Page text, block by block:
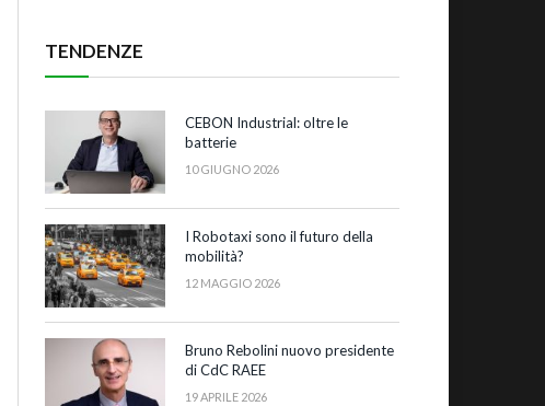
TENDENZE
CEBON Industrial: oltre le
batterie
10 GIUGNO 2026
I Robotaxi sono il futuro della
mobilità?
12 MAGGIO 2026
Bruno Rebolini nuovo presidente
di CdC RAEE
19 APRILE 2026